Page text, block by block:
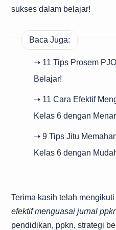
sukses dalam belajar!
Baca Juga:
➝ 11 Tips Prosem
Belajar!
➝ 11 Cara Efektif
Kelas 6 dengan
➝ 9 Tips Jitu
Kelas 6 dengan
Terima kasih telah
efektif menguasai jurnal
pendidikan, ppkn, strategi